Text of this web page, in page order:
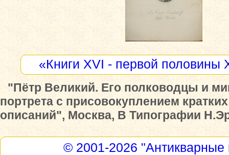
«Книги XVI - первой половины
"Пётр Великий. Его полководцы и
портрета с присовокуплением
описаний", Москва, В Типографии
© 2001-2026 "Антикварные